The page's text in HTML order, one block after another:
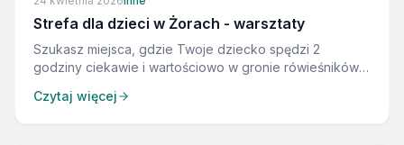
Strefa dla dzieci w Żorach - warsztaty
Szukasz miejsca, gdzie Twoje dziecko spędzi 2
godziny ciekawie i wartościowo w gronie rówieśników?
Czytaj więcej